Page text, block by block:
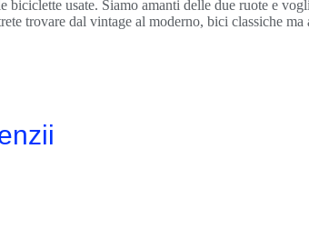
biciclette usate. Siamo amanti delle due ruote e
trovare dal vintage al moderno, bici classiche ma